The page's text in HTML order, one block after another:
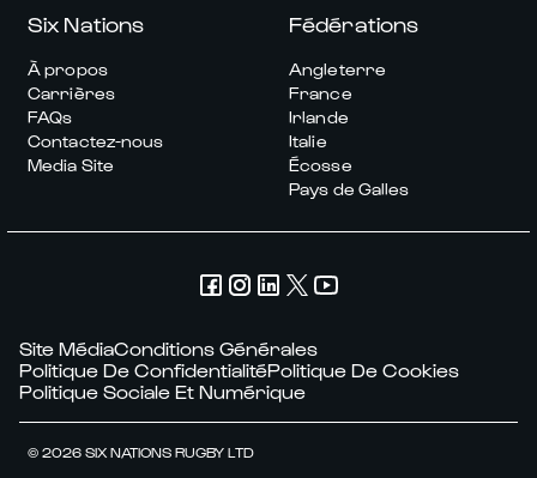
Six Nations
À propos
Carrières
FAQs
Contactez-nous
Media Site
Fédérations
Angleterre
France
Irlande
Italie
Écosse
Pays de Galles
Site MédiaConditions Générales
Politique De ConfidentialitéPolitique De Cookies
Politique Sociale Et Numérique
© 2026 SIX NATIONS RUGBY LTD